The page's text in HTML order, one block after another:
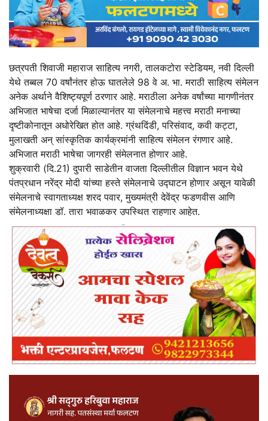
छत्रपती शिवाजी महाराज साहित्य नगरी, तालकटोरा स्टेडियम, नवी दिल्ली
येथे तब्बल 70 वर्षांनंतर होऊ घातलेले 98 वे अ. भा. मराठी साहित्य संमेलन
अनेक अर्थाने वैशिष्ट्यपूर्ण ठरणार आहे. मराठीला अनेक वर्षांच्या मागणीनंतर
अभिजात भाषेचा दर्जा मिळाल्यानंतर या संमेलनाचे महत्त्व मराठी मनाच्या
दृष्टीकोनातून अधोरेखित होत आहे. ग्रंथदिंडी, परिसंवाद, कवी कट्टा,
मुलाखती अन् सांस्कृतिक कार्यक्रमांनी साहित्य संमेलन रंगणार आहे.
अभिजात मराठी भाषेचा जागरही संमेलनात होणार आहे.
शुक्रवारी (दि.21) दुपारी साडेतीन वाजता दिल्लीतील विज्ञान भवन येथे
पंतप्रधान नरेंद्र मोदी यांच्या हस्ते संमेलनाचे उद्घाटन होणार असून यावेळी
संमेलनाचे स्वागताध्यक्ष शरद पवार, मुख्यमंत्री देवेंद्र फडणवीस आणि
संमेलनाध्यक्षा डॉ. तारा भवाळकर उपस्थित राहणार आहेत.